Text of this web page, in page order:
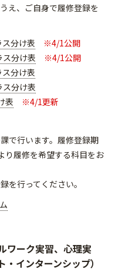
え、ご自身で履修登録を
分け表 ※4/1公開
分け表 ※4/1公開
分け表
分け表
表 ※4/1更新
で行います。履修登録期
り履修を希望する科目をお
行ってください。
ワーク実習、心理実
インターンシップ）